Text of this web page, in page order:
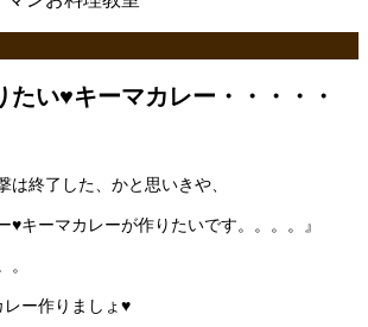
たい♥キーマカレー・・・・・
は終了した、かと思いきや、
♥キーマカレーが作りたいです。。。。』
ー作りましょ♥